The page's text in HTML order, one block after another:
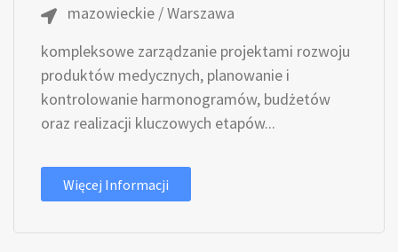
mazowieckie / Warszawa
kompleksowe zarządzanie projektami rozwoju
produktów medycznych, planowanie i
kontrolowanie harmonogramów, budżetów
oraz realizacji kluczowych etapów...
Więcej Informacji